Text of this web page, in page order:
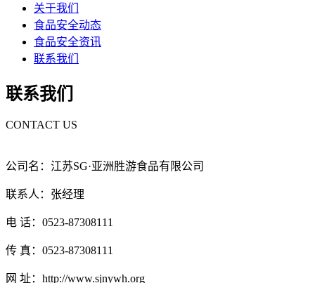
关于我们
食品安全动态
食品安全资讯
联系我们
联系我们
CONTACT US
公司名：江苏SG·亚洲胜游食品有限公司
联系人：张经理
电 话：0523-87308111
传 真：0523-87308111
网 址：http://www.sjnywh.org